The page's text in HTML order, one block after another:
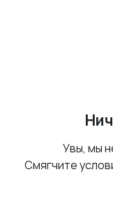
Увы, мы
Смягчите